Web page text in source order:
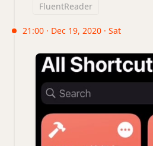
FluentReader
21:00 · Dec 19, 2020 · Sat